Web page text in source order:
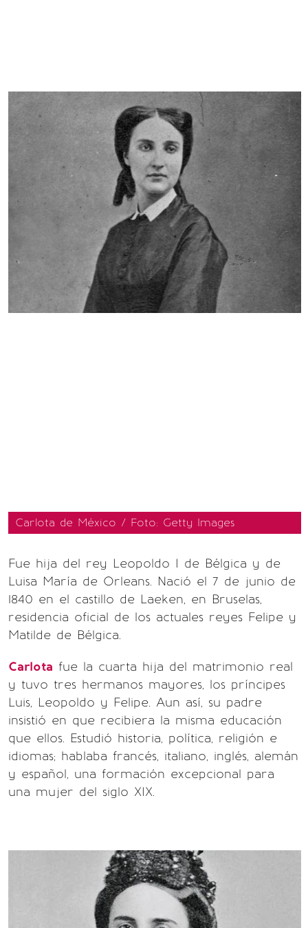
Carlota de México / Foto: Getty Images
Fue hija del rey Leopoldo I de Bélgica y de
Luisa María de Orleans. Nació el 7 de junio de
1840 en el castillo de Laeken, en Bruselas,
residencia oficial de los actuales reyes Felipe y
Matilde de Bélgica.
Carlota fue la cuarta hija del matrimonio real
y tuvo tres hermanos mayores, los príncipes
Luis, Leopoldo y Felipe. Aun así, su padre
insistió en que recibiera la misma educación
que ellos. Estudió historia, política, religión e
idiomas; hablaba francés, italiano, inglés, alemán
y español, una formación excepcional para
una mujer del siglo XIX.